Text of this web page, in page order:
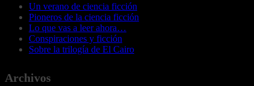
Un verano de ciencia ficción
Pioneros de la ciencia ficción
Lo que vas a leer ahora…
Conspiraciones y ficción
Sobre la trilogía de El Cairo
Archivos